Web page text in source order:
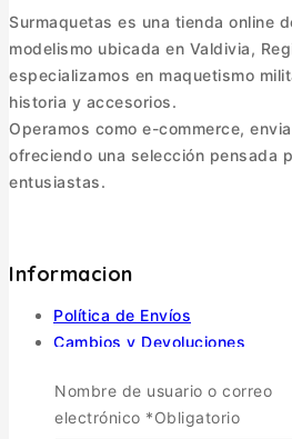
Surmaquetas es una tienda online
modelismo ubicada en Valdivia,
especializamos en maquetismo
historia y accesorios.
Operamos como e-commerce,
ofreciendo una selección pensada
entusiastas.
Informacion
Política de Envíos
Cambios y Devoluciones
Términos y Condiciones
Nombre de usuario o correo
electrónico *Obligatorio